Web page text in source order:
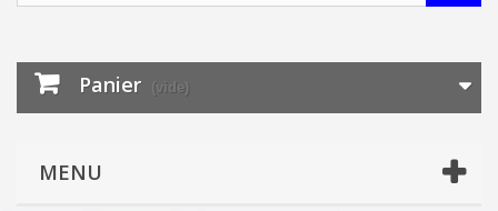
Panier (vide)
MENU